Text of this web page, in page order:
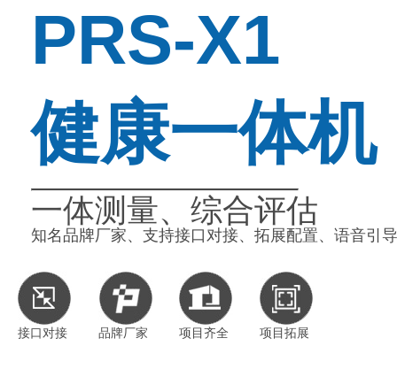
PRS-X1
健康一体机
一体测量、综合评估
知名品牌厂家、支持接口对接、拓展配置、语音引导
接口对接 品牌厂家 项目齐全 项目拓展